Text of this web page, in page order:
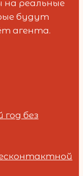
реальные
будут
агента.
без